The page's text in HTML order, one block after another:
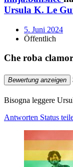
Ursula K. Le
5. Juni 2024
Öffentlich
Che roba
Bewertung anzeigen
Bisogna leggere
Antworten Status